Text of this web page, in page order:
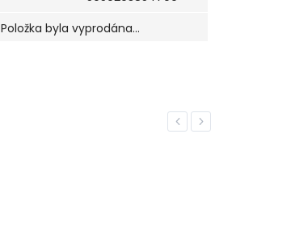
Položka byla vyprodána…
Previous
Next